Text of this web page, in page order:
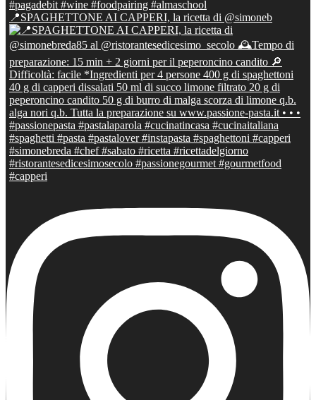
📍SPAGHETTONE AI CAPPERI, la ricetta di @simoneb